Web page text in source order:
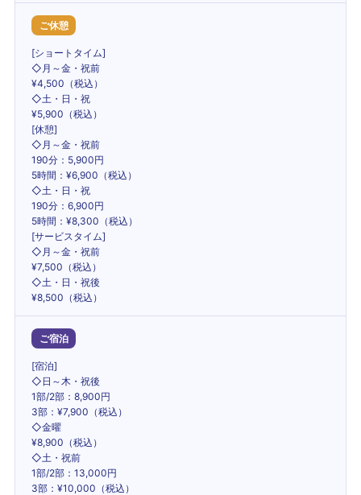
ご休憩
[ショートタイム]
◇月～金・祝前
¥4,500（税込）
◇土・日・祝
¥5,900（税込）
[休憩]
◇月～金・祝前
190分：5,900円
5時間：¥6,900（税込）
◇土・日・祝
190分：6,900円
5時間：¥8,300（税込）
[サービスタイム]
◇月～金・祝前
¥7,500（税込）
◇土・日・祝後
¥8,500（税込）
ご宿泊
[宿泊]
◇日～木・祝後
1部/2部：8,900円
3部：¥7,900（税込）
◇金曜
¥8,900（税込）
◇土・祝前
1部/2部：13,000円
3部：¥10,000（税込）